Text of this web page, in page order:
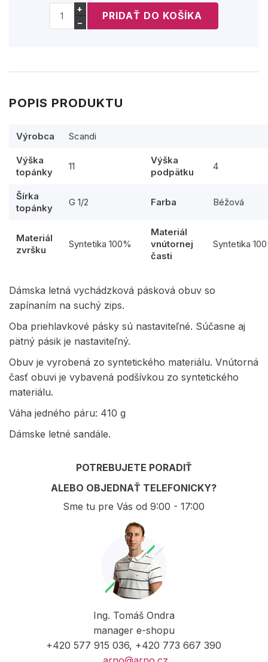
+
−
POPIS PRODUKTU
Výrobca Scandi
Výška
topánky
11
Výška
podpätku
4
Šírka
topánky
G 1/2 Farba Béžová
Materiál
zvršku
Syntetika 100%
Materiál
vnútornej
časti
Syntetika
Dámska letná vychádzková pásková obuv so
zapínaním na suchý zips.
Oba priehlavkové pásky sú nastaviteľné. Súčasne aj
pätný pásik je nastaviteľný.
Obuv je vyrobená zo syntetického materiálu. Vnútorná
časť obuvi je vybavená podšívkou zo syntetického
materiálu.
Váha jedného páru: 410 g
Dámske letné sandále.
POTREBUJETE PORADIŤ
ALEBO OBJEDNAŤ TELEFONICKY?
Sme tu pre Vás od 9:00 - 17:00
Ing. Tomáš Ondra
manager e-shopu
+420 577 915 036, +420 773 667 390